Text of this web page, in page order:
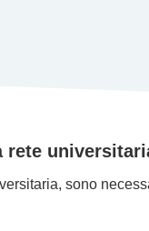
rete
sono